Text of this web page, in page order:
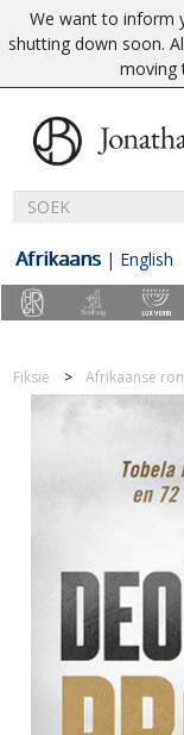
We want to inform
shutting down soon.
moving
Afrikaans | English
Fiksie Afrikaanse